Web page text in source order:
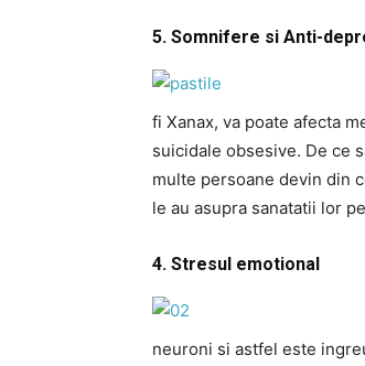
5. Somnifere si Anti-
fi Xanax, va poate afecta
suicidale obsesive. De ce
multe persoane devin din
le au asupra sanatatii lor
4. Stresul emotional
neuroni si astfel este